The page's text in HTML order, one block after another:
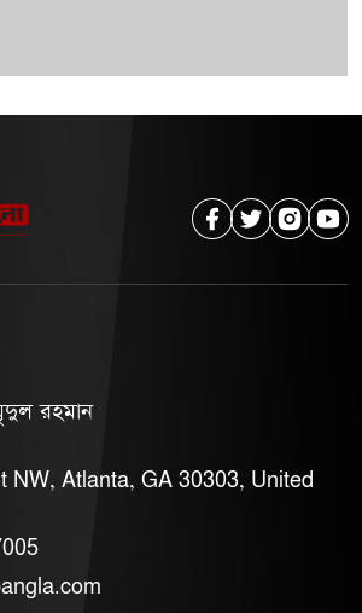
রহমান
NW, Atlanta, GA 30303, United